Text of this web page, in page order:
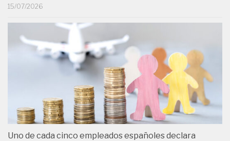
15/07/2026
Uno de cada cinco empleados españoles declara